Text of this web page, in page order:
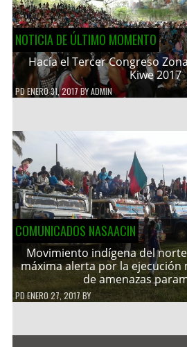
NOTICIA DE ÚLTIMO MOMENTO
Hacía el Tercer Congreso
Kiwe 2017
PDENERO 31, 2017 BYADMIN
COMUNICADOS NASAACIN
Movimiento indígena del norte
máxima alerta por la ejecución
de amenazas
PDENERO 27, 2017 BY